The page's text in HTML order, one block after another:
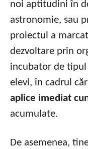
noi aptitudini în
astronomie, sau
proiectul a
dezvoltare prin
incubator de
elevi, în cadrul
aplice imediat
acumulate.
De asemenea,